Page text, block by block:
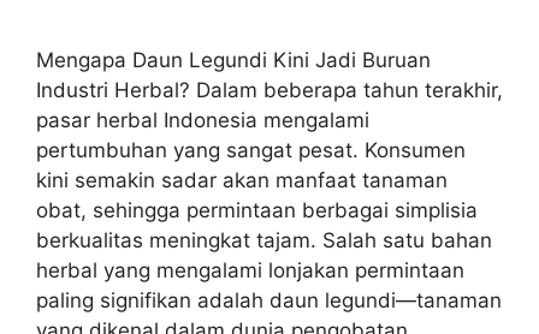
Mengapa Daun Legundi Kini Jadi Buruan
Industri Herbal? Dalam beberapa tahun terakhir,
pasar herbal Indonesia mengalami
pertumbuhan yang sangat pesat. Konsumen
kini semakin sadar akan manfaat tanaman
obat, sehingga permintaan berbagai simplisia
berkualitas meningkat tajam. Salah satu bahan
herbal yang mengalami lonjakan permintaan
paling signifikan adalah daun legundi—tanaman